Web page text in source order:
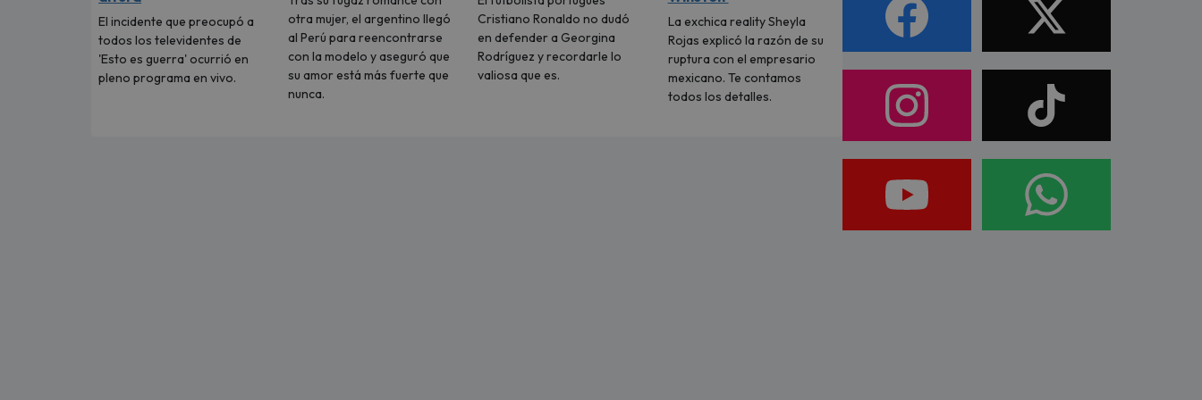
El incidente que preocupó a
todos los televidentes de
'Esto es guerra' ocurrió en
pleno programa en vivo.
otra mujer, el argentino llegó
al Perú para reencontrarse
con la modelo y aseguró que
su amor está más fuerte que
nunca.
Cristiano Ronaldo no dudó
en defender a Georgina
Rodríguez y recordarle lo
valiosa que es.
La exchica reality Sheyla
Rojas explicó la razón de su
ruptura con el empresario
mexicano. Te contamos
todos los detalles.